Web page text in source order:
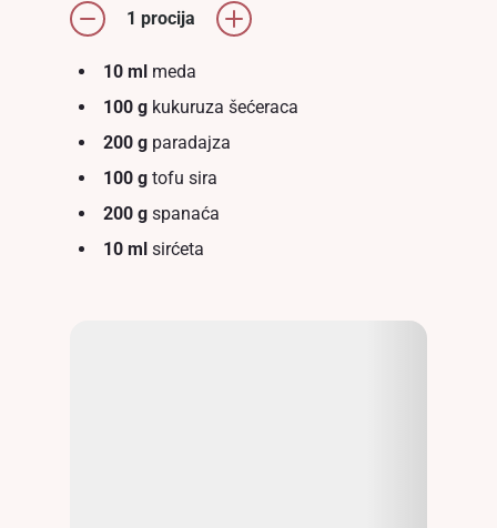
1 procija
10 ml meda
100 g kukuruza šećeraca
200 g paradajza
100 g tofu sira
200 g spanaća
10 ml sirćeta